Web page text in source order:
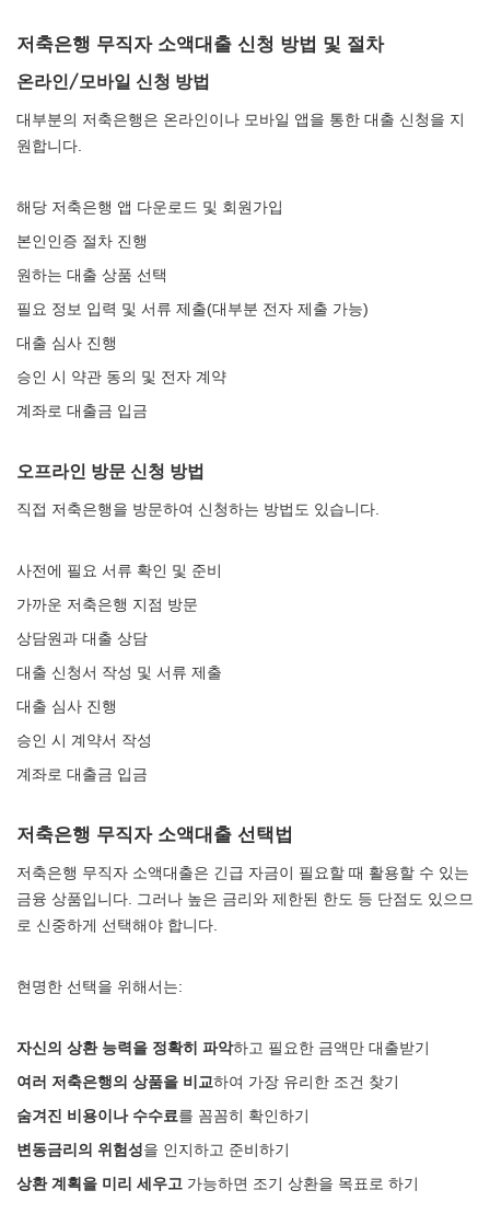
저축은행 무직자 소액대출 신청 방법 및 절차
온라인/모바일 신청 방법
대부분의 저축은행은 온라인이나 모바일 앱을 통한 대출 신청을 지
원합니다.
해당 저축은행 앱 다운로드 및 회원가입
본인인증 절차 진행
원하는 대출 상품 선택
필요 정보 입력 및 서류 제출(대부분 전자 제출 가능)
대출 심사 진행
승인 시 약관 동의 및 전자 계약
계좌로 대출금 입금
오프라인 방문 신청 방법
직접 저축은행을 방문하여 신청하는 방법도 있습니다.
사전에 필요 서류 확인 및 준비
가까운 저축은행 지점 방문
상담원과 대출 상담
대출 신청서 작성 및 서류 제출
대출 심사 진행
승인 시 계약서 작성
계좌로 대출금 입금
저축은행 무직자 소액대출 선택법
저축은행 무직자 소액대출은 긴급 자금이 필요할 때 활용할 수 있는
금융 상품입니다. 그러나 높은 금리와 제한된 한도 등 단점도 있으므
로 신중하게 선택해야 합니다.
현명한 선택을 위해서는:
자신의 상환 능력을 정확히 파악하고 필요한 금액만 대출받기
여러 저축은행의 상품을 비교하여 가장 유리한 조건 찾기
숨겨진 비용이나 수수료를 꼼꼼히 확인하기
변동금리의 위험성을 인지하고 준비하기
상환 계획을 미리 세우고 가능하면 조기 상환을 목표로 하기